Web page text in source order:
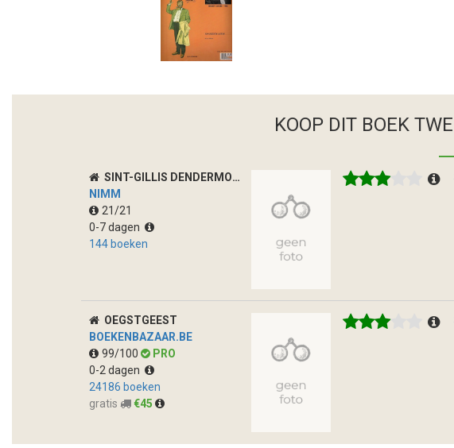
KOOP DIT BOEK
SINT-GILLIS DENDERMONDE
NIMM
21/21
0-7 dagen
144 boeken
OEGSTGEEST
BOEKENBAZAAR.BE
99/100
PRO
0-2 dagen
24186 boeken
gratis
€45